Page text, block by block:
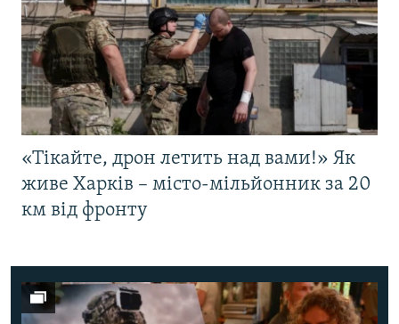
«Тікайте, дрон летить над вами!» Як
живе Харків – місто-мільйонник за 20
км від фронту